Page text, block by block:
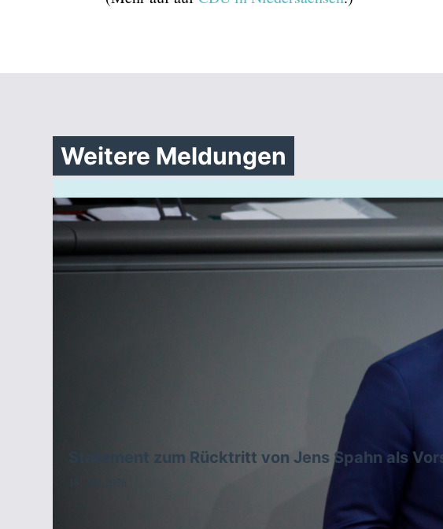
Weitere Meldungen
Statement zum Rücktritt von Jens Spahn als